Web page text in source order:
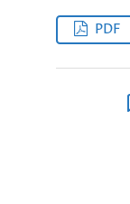
PDF